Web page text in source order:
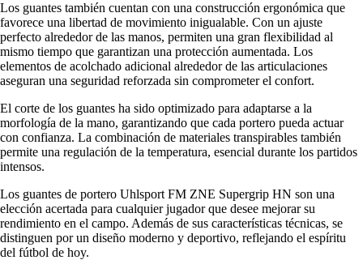
Los guantes también cuentan con una construcción ergonómica que
favorece una libertad de movimiento inigualable. Con un ajuste
perfecto alrededor de las manos, permiten una gran flexibilidad al
mismo tiempo que garantizan una protección aumentada. Los
elementos de acolchado adicional alrededor de las articulaciones
aseguran una seguridad reforzada sin comprometer el confort.
El corte de los guantes ha sido optimizado para adaptarse a la
morfología de la mano, garantizando que cada portero pueda actuar
con confianza. La combinación de materiales transpirables también
permite una regulación de la temperatura, esencial durante los partidos
intensos.
Los guantes de portero Uhlsport FM ZNE Supergrip HN son una
elección acertada para cualquier jugador que desee mejorar su
rendimiento en el campo. Además de sus características técnicas, se
distinguen por un diseño moderno y deportivo, reflejando el espíritu
del fútbol de hoy.